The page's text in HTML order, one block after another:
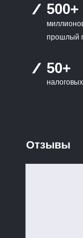
500+
прошлый
50+
Отзывы